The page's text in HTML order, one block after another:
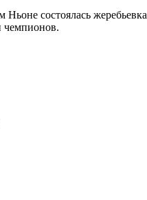
состоялась жеребьевка
чемпионов.